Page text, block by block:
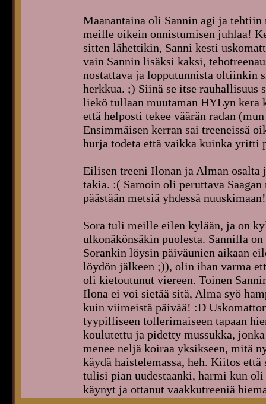
Maanantaina oli Sannin agi ja
meille oikein onnistumisen juhlaa!
sitten lähettikin, Sanni kesti
vain Sannin lisäksi kaksi,
nostattava ja lopputunnista oltiinkin
herkkua. ;) Siinä se itse
liekö tullaan muutaman HYLyn kera
että helposti tekee väärän radan
Ensimmäisen kerran sai treeneissä
hurja todeta että vaikka kuinka yritti
Eilisen treeni Ilonan ja Alman
takia. :( Samoin oli peruttava
päästään metsiä yhdessä nuuskimaan!
Sora tuli meille eilen kylään, ja on
ulkonäkönsäkin puolesta. Sannilla
Sorankin löysin päiväunien aikaan
löydön jälkeen ;)), olin ihan varma
oli kietoutunut viereen. Toinen
Ilona ei voi sietää sitä, Alma syö
kuin viimeistä päivää! :D
tyypilliseen tollerimaiseen tapaan
koulutettu ja pidetty mussukka,
menee neljä koiraa yksikseen, mitä
käydä haistelemassa, heh. Kiitos
tulisi pian uudestaanki, harmi kun
käynyt ja ottanut vaakkutreeniä